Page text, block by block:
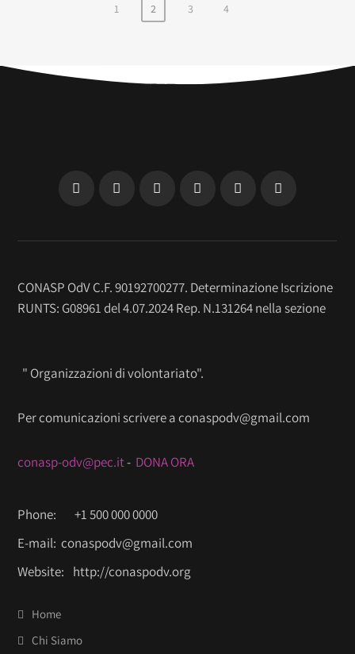
1 2 3 4
CONASP OdV C.F. 90192700277. Determinazione Iscrizione
RUNTS: G08961 del 4.07.2024 Rep. N.131264 nella sezione
" Organizzazioni di volontariato".
Per comunicazioni scrivere a conaspodv@gmail.com
conasp-odv@pec.it- DONA ORA
Phone:
+1 500 000 0000
E-mail:conaspodv@gmail.com
Website: http://conaspodv.org
Home
Chi Siamo